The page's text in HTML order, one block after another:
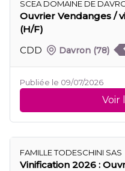
SCEA DOMAINE DE
Ouvrier Vendanges /
(H/F)
CDD
Davron (78)
Publiée le 09/07/2026
Voir
FAMILLE TODESCHINI SAS
Vinification 2026 :